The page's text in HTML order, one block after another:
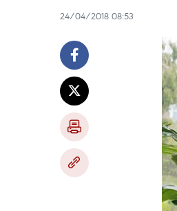
24/04/2018 08:53